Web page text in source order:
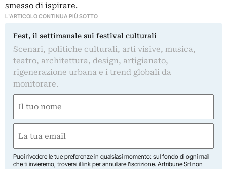
smesso di ispirare.
L'ARTICOLO CONTINUA PIÙ SOTTO
Fest, il settimanale sui festival culturali
Scenari, politiche culturali, arti visive, musica,
teatro, architettura, design, artigianato,
rigenerazione urbana e i trend globali da
monitorare.
(Required)
First
(Required)
Puoi rivedere le tue preferenze in qualsiasi momento: sul fondo di ogni mail
che ti invieremo, troverai il link per annullare l’iscrizione. Artribune Srl non